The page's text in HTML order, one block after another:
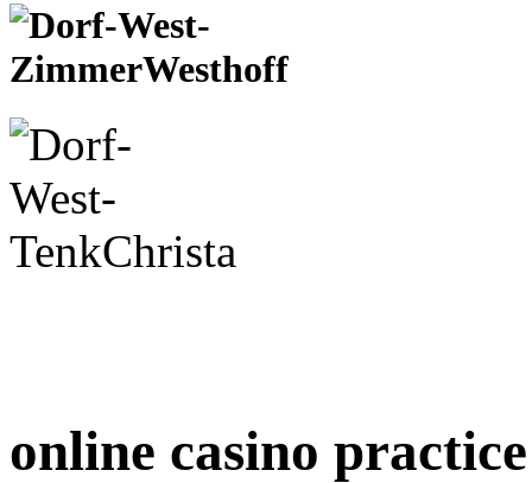
online casino